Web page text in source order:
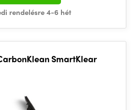
rendelésre 4-6 hét
SmartKlear